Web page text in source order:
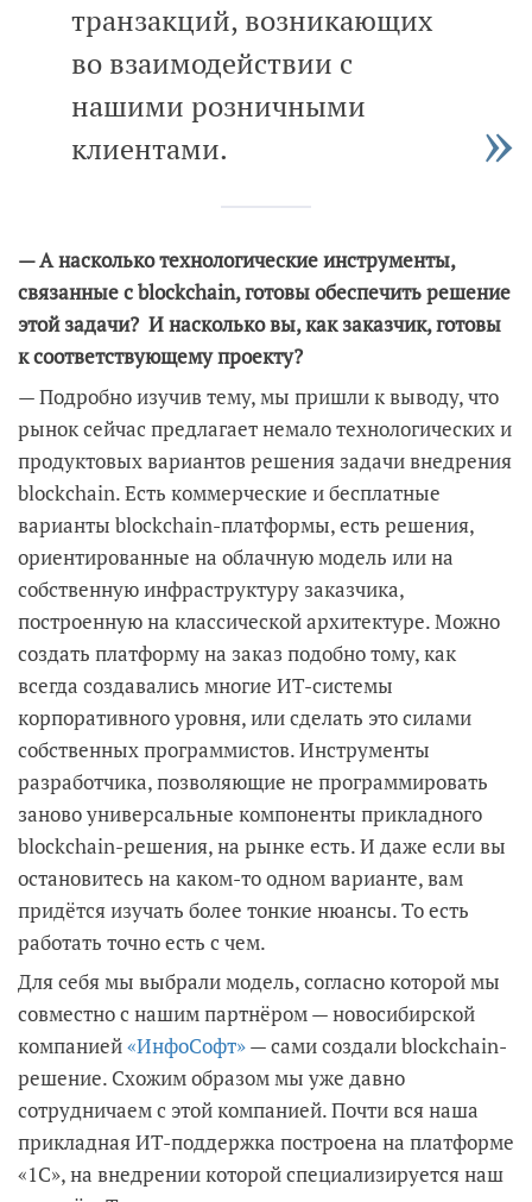
транзакций, возникающих
во взаимодействии с
нашими розничными
клиентами.
— А насколько технологические инструменты,
связанные с blockchain, готовы обеспечить решение
этой задачи? И насколько вы, как заказчик, готовы
к соответствующему проекту?
— Подробно изучив тему, мы пришли к выводу, что
рынок сейчас предлагает немало технологических и
продуктовых вариантов решения задачи внедрения
blockchain. Есть коммерческие и бесплатные
варианты blockchain-платформы, есть решения,
ориентированные на облачную модель или на
собственную инфраструктуру заказчика,
построенную на классической архитектуре. Можно
создать платформу на заказ подобно тому, как
всегда создавались многие ИТ-системы
корпоративного уровня, или сделать это силами
собственных программистов. Инструменты
разработчика, позволяющие не программировать
заново универсальные компоненты прикладного
blockchain-решения, на рынке есть. И даже если вы
остановитесь на каком-то одном варианте, вам
придётся изучать более тонкие нюансы. То есть
работать точно есть с чем.
Для себя мы выбрали модель, согласно которой мы
совместно с нашим партнёром — новосибирской
компанией«ИнфоСофт»— сами создали blockchain-
решение. Схожим образом мы уже давно
сотрудничаем с этой компанией. Почти вся наша
прикладная ИТ-поддержка построена на платформе
«1С», на внедрении которой специализируется наш